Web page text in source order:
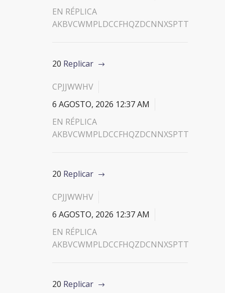
EN RÉPLICA
AKBVCWMPLDCCFHQZDCNNXSPTT
20 Replicar
CPJJWWHV
6 AGOSTO, 2026 12:37 AM
EN RÉPLICA
AKBVCWMPLDCCFHQZDCNNXSPTT
20 Replicar
CPJJWWHV
6 AGOSTO, 2026 12:37 AM
EN RÉPLICA
AKBVCWMPLDCCFHQZDCNNXSPTT
20 Replicar